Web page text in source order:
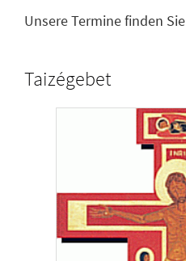
Unsere Termine finden Sie
Taizégebet